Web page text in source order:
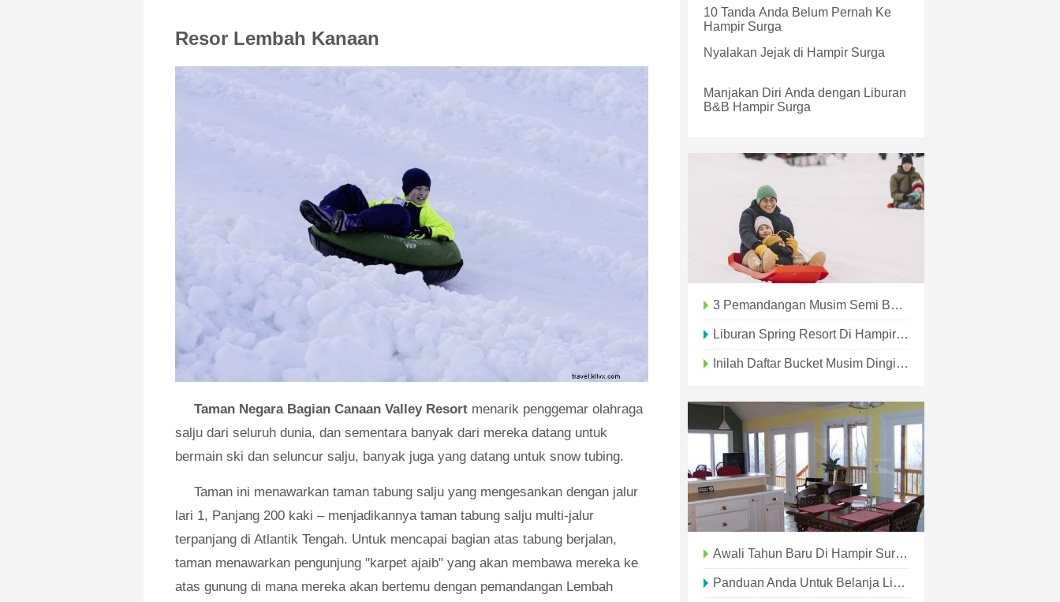
Resor Lembah Kanaan
Taman Negara Bagian Canaan Valley Resort menarik penggemar olahraga
salju dari seluruh dunia, dan sementara banyak dari mereka datang untuk
bermain ski dan seluncur salju, banyak juga yang datang untuk snow tubing.
Taman ini menawarkan taman tabung salju yang mengesankan dengan jalur
lari 1, Panjang 200 kaki – menjadikannya taman tabung salju multi-jalur
terpanjang di Atlantik Tengah. Untuk mencapai bagian atas tabung berjalan,
taman menawarkan pengunjung "karpet ajaib" yang akan membawa mereka ke
atas gunung di mana mereka akan bertemu dengan pemandangan Lembah
10 Tanda Anda Belum Pernah Ke
Hampir Surga
Nyalakan Jejak di Hampir Surga
Manjakan Diri Anda dengan Liburan
B&B Hampir Surga
3 Pemandangan Musim Semi Berkendara Melalui Hampir Surga
Liburan Spring Resort Di Hampir Surga
Inilah Daftar Bucket Musim Dingin Anda Di Hampir Surga
Awali Tahun Baru Di Hampir Surga
Panduan Anda Untuk Belanja Liburan Di Hampir Surga